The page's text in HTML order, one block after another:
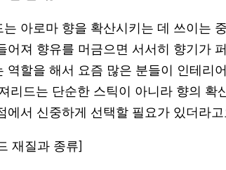
는 아로마 향을 확산시키는 데 쓰이는
어져 향유를 머금으면 서서히 향기가
역할을 해서 요즘 많은 분들이 인테리
리드는 단순한 스틱이 아니라 향의 확
에서 신중하게 선택할 필요가 있더라고
재질과 종류]